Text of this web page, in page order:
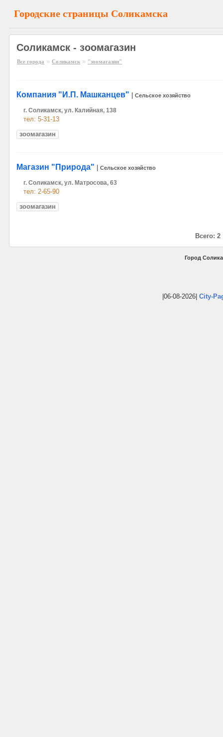
Городские страницы Соликамска
Соликамск - зоомагазин
Все города » Соликамск » "зоомагазин"
Компания "И.П. Машканцев" Сельское хозяйство
г. Соликамск, ул. Калийная, 138
тел: 5-31-13
зоомагазин
Магазин "Природа" Сельское хозяйство
г. Соликамск, ул. Матросова, 63
тел: 2-65-90
зоомагазин
Всего: 2
Город
|06-08-2026| City-